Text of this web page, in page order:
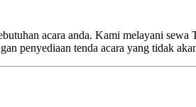
acara anda. Kami melayani sewa
penyediaan tenda acara yang tidak